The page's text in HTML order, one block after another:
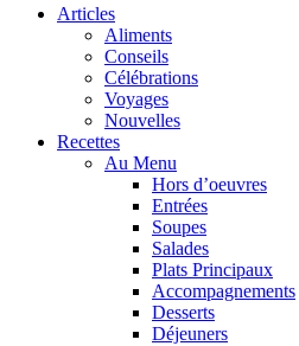
Articles
Aliments
Conseils
Célébrations
Voyages
Nouvelles
Recettes
Au Menu
Hors d’oeuvres
Entrées
Soupes
Salades
Plats Principaux
Accompagnements
Desserts
Déjeuners